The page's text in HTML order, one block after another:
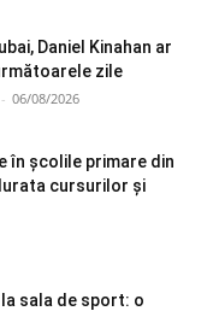
Daniel Kinahan ar
zile
- 06/08/2026
în școlile primare din
cursurilor și
sala de sport: o